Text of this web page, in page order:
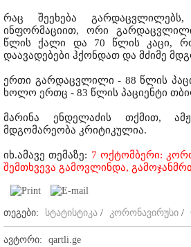
რაც შეეხება გარდაცვლილებს,
ინფორმაციით, ორი
წლის ქალი და 70 წლის კაცი,
დაავადებები ჰქონდათ და მძიმე
ერთი გარდაცვლილი - 88 წლის
ხოლო ერთც - 83 წლის პაციენტი
მარინა ენდელაძის თქმით,
მდგომარეობა კრიტიკულია.
იხ.ამავე თემაზე: 7 ოქტომბერი:
შემთხვევა გამოვლინდა,
თეგები:
სტატისტიკა / კორონავირუსი /
ავტორი:
qartli.ge